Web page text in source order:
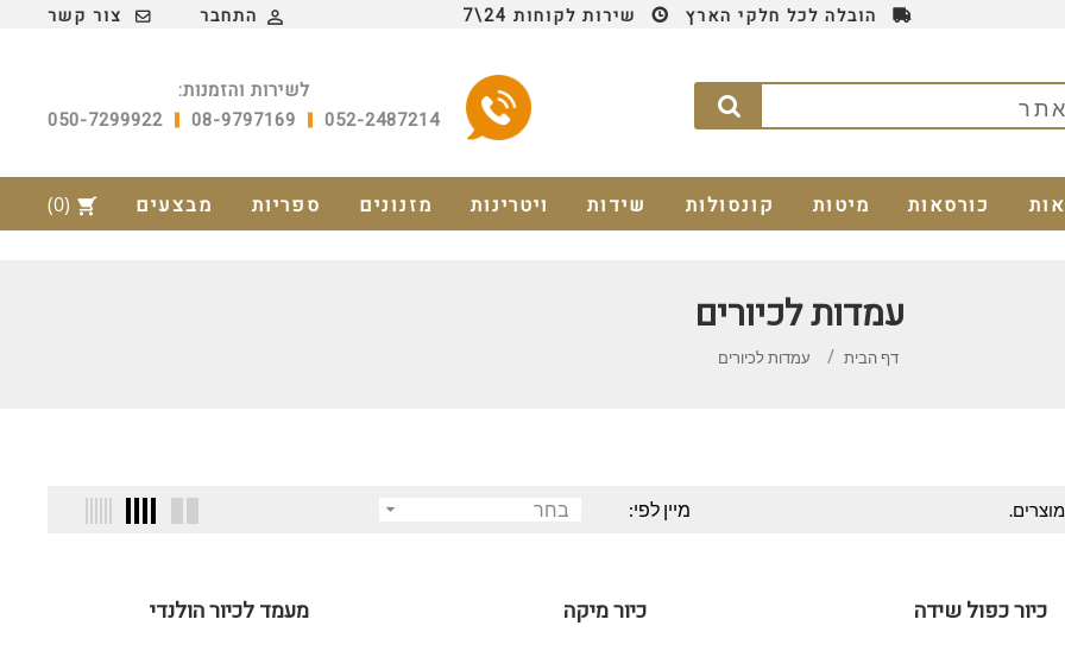
הובלה לכל חלקי הארץ שירות לקוחות 24\7  התחבר צור קשר
לשירות והזמנות:
052-2487214
08-9797169
050-7299922
shopping_cart
(0) כורסאות מיטות קונסולות שידות ויטרינות מזנונים ספריות מבצעים
עמדות לכיורים
דף הבית עמדות לכיורים
מיין לפי: בחר 
כיור כפול שידה כיור מיקה מעמד לכיור הולנדי